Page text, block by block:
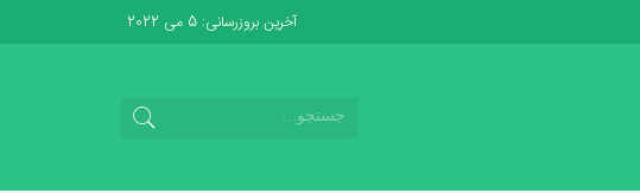
آخرین بروزرسانی: 5 می 2022